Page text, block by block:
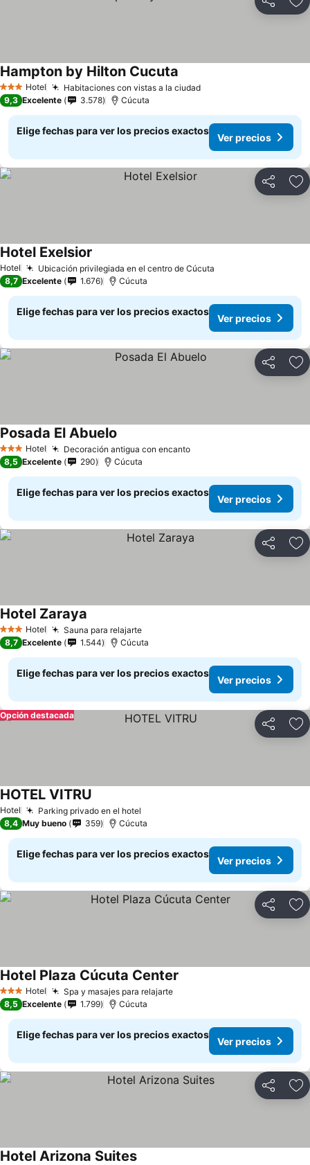
Compartir
3 Estrellas
Hotel Habitaciones con vistas a la ciudad
Hampton by Hilton Cucuta
9,3 Excelente 3.578 Cúcuta
Elige fechas para ver los precios exactos
Ver precios
Compartir
Hotel Ubicación privilegiada en el centro de Cúcuta
Hotel Exelsior
8,7 Excelente 1.676 Cúcuta
Elige fechas para ver los precios exactos
Ver precios
Compartir
3 Estrellas
Hotel Decoración antigua con encanto
Posada El Abuelo
8,5 Excelente 290 Cúcuta
Elige fechas para ver los precios exactos
Ver precios
Compartir
3 Estrellas
Hotel Sauna para relajarte
Hotel Zaraya
8,7 Excelente 1.544 Cúcuta
Elige fechas para ver los precios exactos
Ver precios
Compartir
Opción destacada
Hotel Parking privado en el hotel
HOTEL VITRU
8,4 Muy bueno 359 Cúcuta
Elige fechas para ver los precios exactos
Ver precios
Compartir
3 Estrellas
Hotel Spa y masajes para relajarte
Hotel Plaza Cúcuta Center
8,5 Excelente 1.799 Cúcuta
Elige fechas para ver los precios exactos
Ver precios
Compartir
Hotel Arizona Suites